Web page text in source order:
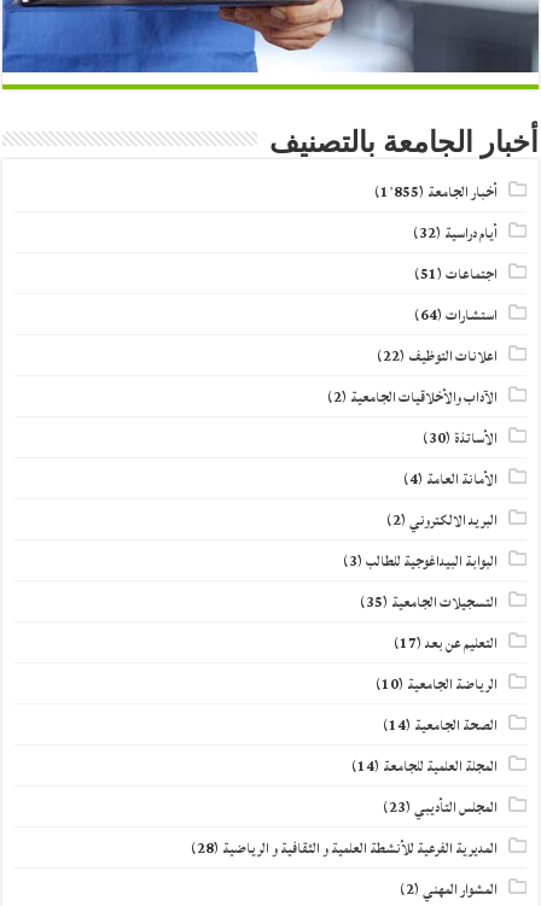
أخبار الجامعة بالتصنيف
أخبار الجامعة (1٬855)
أيام دراسية (32)
اجتماعات(51)
استشارات(64)
اعلانات التوظيف (22)
الآداب والأخلاقيات الجامعية (2)
الأساتذة(30)
الأمانة العامة (4)
البريد الالكتروني(2)
البوابة البيداغوجية للطالب(3)
التسجيلات الجامعية (35)
التعليم عن بعد(17)
الرياضة الجامعية (10)
الصحة الجامعية (14)
المجلة العلمية للجامعة (14)
المجلس التأديبي(23)
المديرية الفرعية للأنشطة العلمية و الثقافية و الرياضية (28)
المشوار المهني(2)